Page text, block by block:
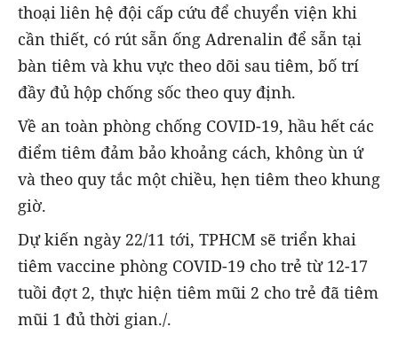
thoại liên hệ đội cấp cứu để chuyển viện khi
cần thiết, có rút sẵn ống Adrenalin để sẵn tại
bàn tiêm và khu vực theo dõi sau tiêm, bố trí
đầy đủ hộp chống sốc theo quy định.
Về an toàn phòng chống COVID-19, hầu hết các
điểm tiêm đảm bảo khoảng cách, không ùn ứ
và theo quy tắc một chiều, hẹn tiêm theo khung
giờ.
Dự kiến ngày 22/11 tới, TPHCM sẽ triển khai
tiêm vaccine phòng COVID-19 cho trẻ từ 12-17
tuồi đợt 2, thực hiện tiêm mũi 2 cho trẻ đã tiêm
mũi 1 đủ thời gian./.